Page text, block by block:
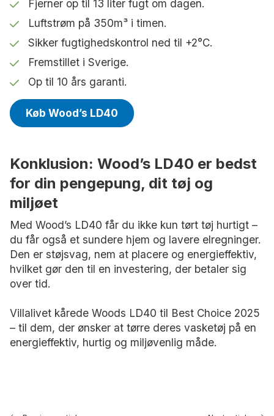
Fjerner op til 13 liter fugt om dagen.
Luftstrøm på 350m³ i timen.
Sikker fugtighedskontrol ned til +2°C.
Fremstillet i Sverige.
Op til 10 års garanti.
Køb Wood’s LD40
Konklusion: Wood’s LD40 er bedst
for din pengepung, dit tøj og
miljøet
Med Wood’s LD40 får du ikke kun tørt tøj hurtigt –
du får også et sundere hjem og lavere elregninger.
Den er støjsvag, nem at placere og energieffektiv,
hvilket gør den til en investering, der betaler sig
over tid.
Villalivet kårede Woods LD40 til Best Choice 2025
– til dem, der ønsker at tørre deres vasketøj på en
energieffektiv, hurtig og miljøvenlig måde.